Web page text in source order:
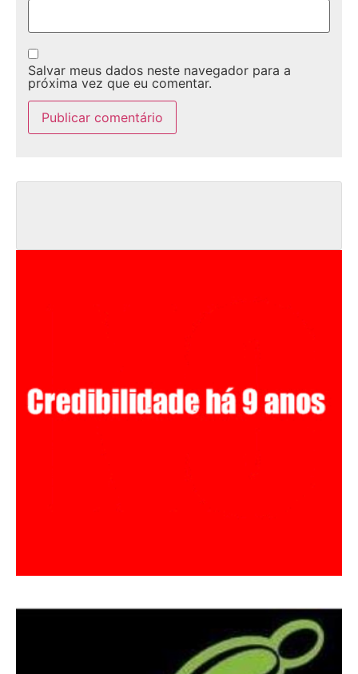
Salvar meus dados neste navegador para a
próxima vez que eu comentar.